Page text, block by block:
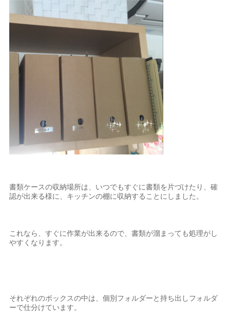
書類ケースの収納場所は、いつでもすぐに書類を片づけたり、確
認が出来る様に、キッチンの棚に収納することにしました。
これなら、すぐに作業が出来るので、書類が溜まっても処理がし
やすくなります。
それぞれのボックスの中は、個別フォルダーと持ち出しフォルダ
ーで仕分けています。